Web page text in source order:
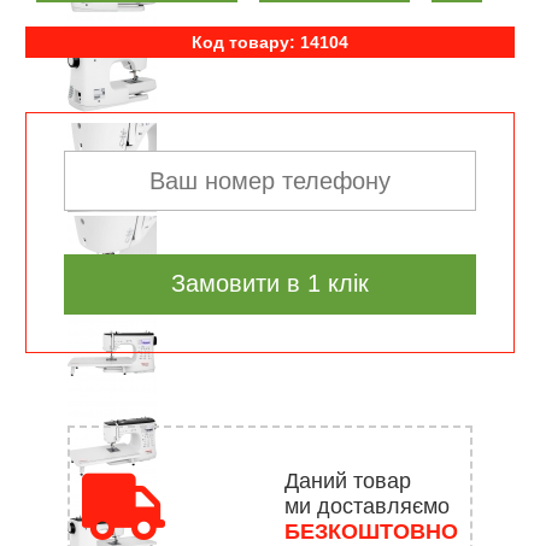
Код товару: 14104
Замовити в 1 клік
Даний товар
ми доставляємо
БЕЗКОШТОВНО